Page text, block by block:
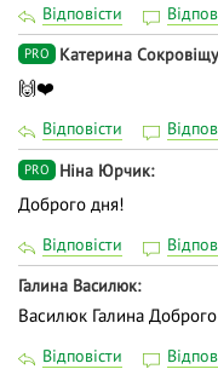
Відповісти
PRO Катерина
🙌❤️
Відповісти
PRO Ніна Юрчик
Доброго дня!
Відповісти
Галина Василюк
Василюк Галина
Відповісти